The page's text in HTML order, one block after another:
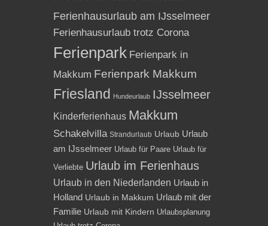
Ferienhausurlaub am IJsselmeer
Ferienhausurlaub trotz Corona
Ferienpark Ferienpark in
Makkum Ferienpark Makkum
Friesland Hundeurlaub IJsselmeer
Kinderferienhaus Makkum
Schakelvilla Strandurlaub Urlaub Urlaub
am IJsselmeer Urlaub für Paare Urlaub für
Verliebte Urlaub im Ferienhaus
Urlaub in den Niederlanden Urlaub in
Holland Urlaub in Makkum Urlaub mit der
Familie Urlaub mit Kindern Urlaubsplanung